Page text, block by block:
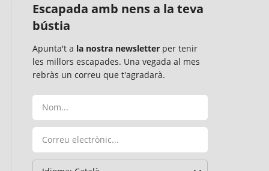
Escapada amb nens a la teva
bústia
Apunta't a la nostra newsletter per tenir
les millors escapades. Una vegada al mes
rebràs un correu que t'agradarà.